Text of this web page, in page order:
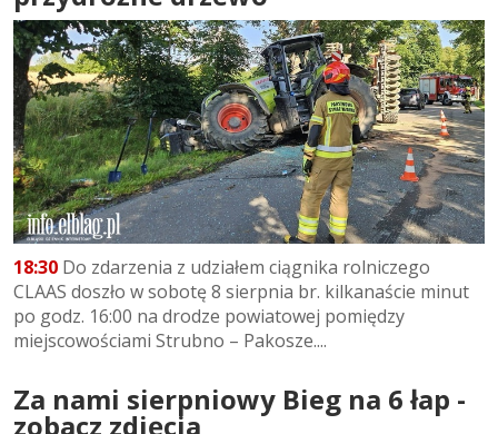
18:30 Do zdarzenia z udziałem ciągnika rolniczego
CLAAS doszło w sobotę 8 sierpnia br. kilkanaście minut
po godz. 16:00 na drodze powiatowej pomiędzy
miejscowościami Strubno – Pakosze....
Za nami sierpniowy Bieg na 6 łap -
zobacz zdjęcia